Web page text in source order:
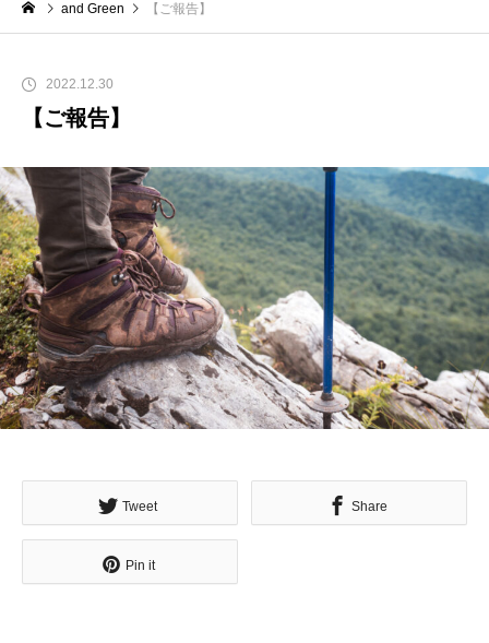
and Green 【ご報告】
2022.12.30
【ご報告】
Tweet Share
Pin it